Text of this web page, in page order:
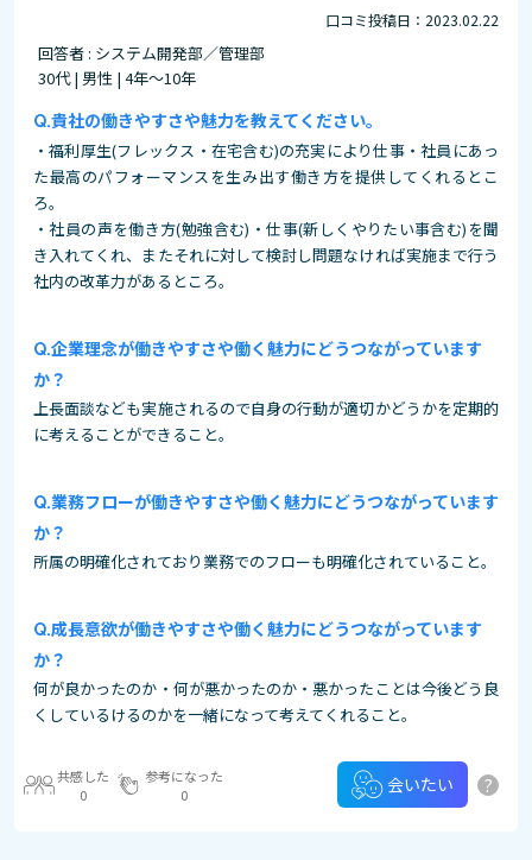
口コミ投稿日：2023.02.22
回答者 : システム開発部／管理部
30代 | 男性 | 4年～10年
貴社の働きやすさや魅力を教えてください。
・福利厚生(フレックス・在宅含む)の充実により仕事・社員にあっ
た最高のパフォーマンスを生み出す働き方を提供してくれるとこ
ろ。
・社員の声を働き方(勉強含む)・仕事(新しくやりたい事含む)を聞
き入れてくれ、またそれに対して検討し問題なければ実施まで行う
社内の改革力があるところ。
企業理念が働きやすさや働く魅力にどうつながっています
か？
上長面談なども実施されるので自身の行動が適切かどうかを定期的
に考えることができること。
業務フローが働きやすさや働く魅力にどうつながっています
か？
所属の明確化されており業務でのフローも明確化されていること。
成長意欲が働きやすさや働く魅力にどうつながっています
か？
何が良かったのか・何が悪かったのか・悪かったことは今後どう良
くしているけるのかを一緒になって考えてくれること。
共感した
0
参考になった
0
会いたい ?